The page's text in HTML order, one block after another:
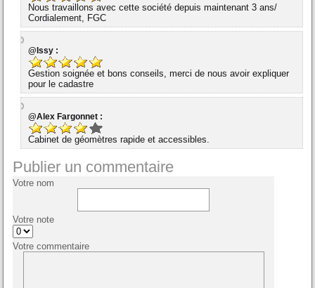
Nous travaillons avec cette société depuis maintenant 3 ans/
Cordialement, FGC
@Issy :
Gestion soignée et bons conseils, merci de nous avoir expliquer
pour le cadastre
@Alex Fargonnet :
Cabinet de géomètres rapide et accessibles.
Publier un commentaire
Votre nom
Votre note
Votre commentaire